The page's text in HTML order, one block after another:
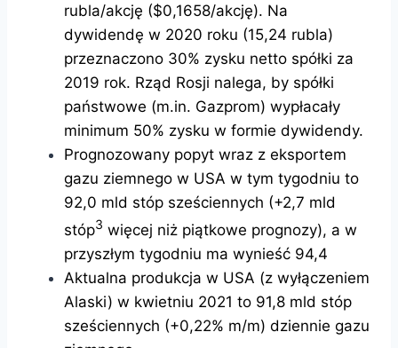
rubla/akcję ($0,1658/akcję). Na
dywidendę w 2020 roku (15,24 rubla)
przeznaczono 30% zysku netto spółki za
2019 rok. Rząd Rosji nalega, by spółki
państwowe (m.in. Gazprom) wypłacały
minimum 50% zysku w formie dywidendy.
Prognozowany popyt wraz z eksportem
gazu ziemnego w USA w tym tygodniu to
92,0 mld stóp sześciennych (+2,7 mld
stóp3 więcej niż piątkowe prognozy), a w
przyszłym tygodniu ma wynieść 94,4
Aktualna produkcja w USA (z wyłączeniem
Alaski) w kwietniu 2021 to 91,8 mld stóp
sześciennych (+0,22% m/m) dziennie gazu